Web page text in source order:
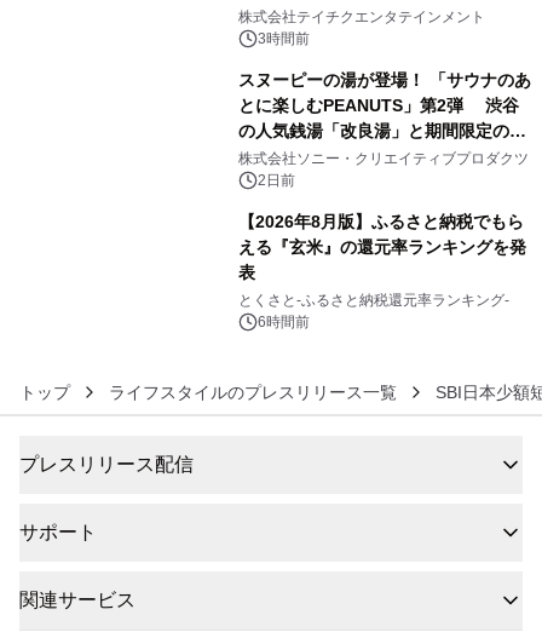
信リリース決定！
株式会社テイチクエンタテインメント
3時間前
スヌーピーの湯が登場！ 「サウナのあ
とに楽しむPEANUTS」第2弾 渋谷
の人気銭湯「改良湯」と期間限定のコ
ラボレーション サウナイキタイコラ
ボグッズも発売決定！
株式会社ソニー・クリエイティブプロダクツ
2日前
【2026年8月版】ふるさと納税でもら
える『玄米』の還元率ランキングを発
表
とくさと-ふるさと納税還元率ランキング-
6時間前
トップ ライフスタイルのプレスリリース一覧 SBI日本少額
プレスリリース配信
サポート
関連サービス